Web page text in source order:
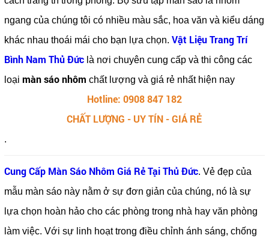
ngang của chúng tôi có nhiều màu sắc, hoa văn và kiểu dáng
khác nhau thoái mái cho bạn lựa chọn. Vật Liệu Trang Trí
Bình Nam Thủ Đứclà nơi chuyên cung cấp và thi công các
loại màn sáo nhôm chất lượng và giá rẻ nhất hiện nay
Hotline: 0908 847 182
CHẤT LƯỢNG - UY TÍN - GIÁ RẺ
.
Cung Cấp Màn Sáo Nhôm Giá Rẻ Tại Thủ Đức. Vẻ đẹp của
mẫu màn sáo này nằm ở sự đơn giản của chúng, nó là sự
lựa chọn hoàn hảo cho các phòng trong nhà hay văn phòng
làm việc. Với sự linh hoạt trong điều chỉnh ánh sáng, chống